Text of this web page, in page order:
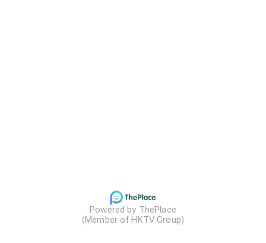
Powered by ThePlace
(Member of HKTV Group)